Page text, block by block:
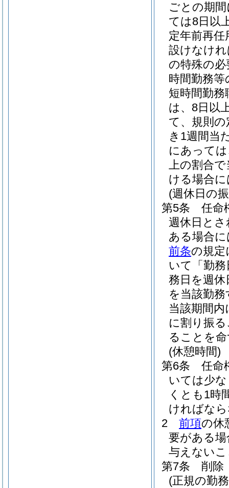
ごとの期
ては8日以
定年前再
設けなけ
の特殊の必
時間勤務等
短時間勤
は、8日以
て、規則
き1週間当
にあって
上の割合で
ける場合
(週休日の
第5条
任命
週休日と
ある場合
前条の規定
いて「勤
務日を週
を当該勤
当該期間
に割り振
ることを
(休憩時間)
第6条
任命
いては少
くとも1時
ければな
2
前項の休
要がある
与えない
第7条
削除
(正規の勤